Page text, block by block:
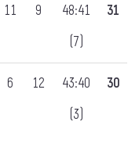
11 9
48:41
(7)
31
6 12
43:40
(3)
30